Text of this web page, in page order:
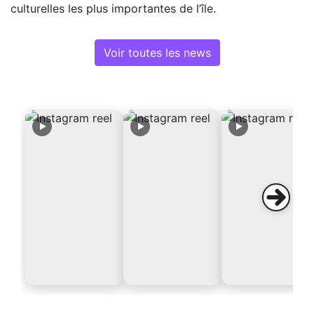
culturelles les plus importantes de l’île.
Voir toutes les news